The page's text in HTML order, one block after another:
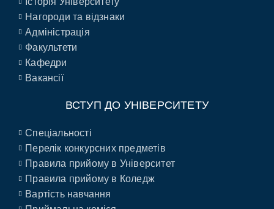
Нагороди та відзнаки
Адміністрація
Факультети
Кафедри
Вакансії
ВСТУП ДО УНІВЕРСИТЕТУ
Спеціальності
Перелік конкурсних предметів
Правила прийому в Університет
Правила прийому в Коледж
Вартість навчання